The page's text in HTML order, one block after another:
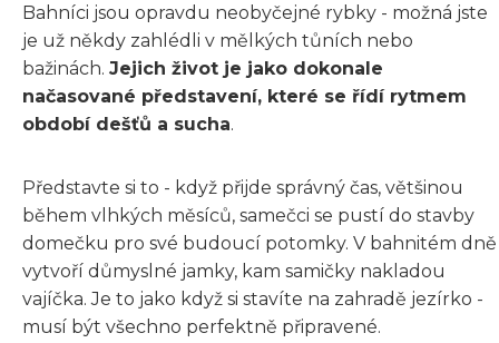
Bahníci jsou opravdu neobyčejné rybky - možná jste
je už někdy zahlédli v mělkých tůních nebo
bažinách. Jejich život je jako dokonale
načasované představení, které se řídí rytmem
období dešťů a sucha.
Představte si to - když přijde správný čas, většinou
během vlhkých měsíců, samečci se pustí do stavby
domečku pro své budoucí potomky. V bahnitém dně
vytvoří důmyslné jamky, kam samičky nakladou
vajíčka. Je to jako když si stavíte na zahradě jezírko -
musí být všechno perfektně připravené.